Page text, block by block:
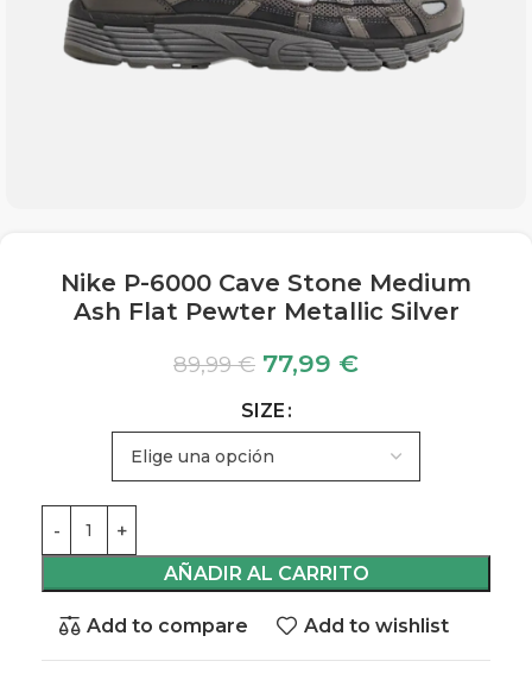
Nike P-6000 Cave Stone Medium
Ash Flat Pewter Metallic Silver
89,99€ 77,99 €
SIZE
AÑADIR AL CARRITO
Add to compare Add to wishlist